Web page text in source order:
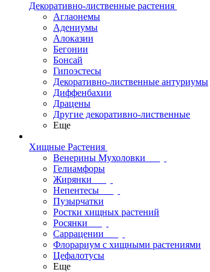
Декоративно-лиственные растения
Аглаонемы
Адениумы
Алоказии
Бегонии
Бонсай
Гипоэстесы
Декоративно-лиственные антуриумы
Диффенбахии
Драцены
Другие декоративно-лиственные
Еще
Хищные Растения
Венерины Мухоловки
Гелиамфоры
Жирянки
Непентесы
Пузырчатки
Ростки хищных растений
Росянки
Саррацении
Флорариум с хищными растениями
Цефалотусы
Еще